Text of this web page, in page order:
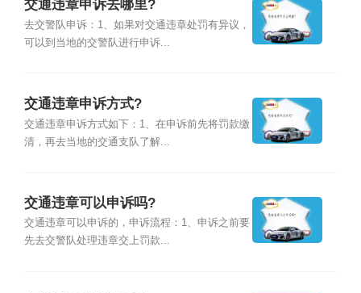
交通违章申诉去哪里?
去交警队申诉：1、如果对交通违章处罚有异议，
可以到当地的交警队进行申诉...
交通违章申诉方式?
交通违章申诉方式如下：1、在申诉前先将罚款缴
清，再去当地的交通支队了解...
交通违章可以申诉吗?
交通违章可以申诉的，申诉流程：1、申诉之前要
先去交警队处理违章交上罚款...